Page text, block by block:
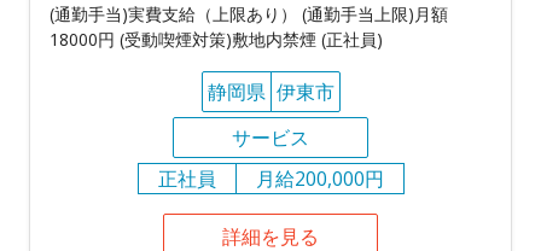
(通勤手当)実費支給（上限あり） (通勤手当上限)月額
18000円 (受動喫煙対策)敷地内禁煙 (正社員)
静岡県 伊東市
サービス
正社員
月給200,000円
詳細を見る